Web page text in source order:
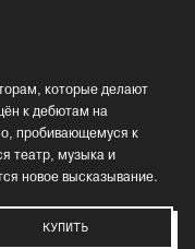
которые делают
к дебютам на
пробивающемуся к
театр, музыка и
новое высказывание.
КУПИТЬ